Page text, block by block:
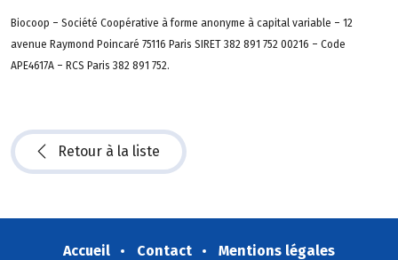
Biocoop – Société Coopérative à forme anonyme à capital variable – 12
avenue Raymond Poincaré 75116 Paris SIRET 382 891 752 00216 – Code
APE4617A – RCS Paris 382 891 752.
Retour à la liste
Accueil Contact
Mentions légales